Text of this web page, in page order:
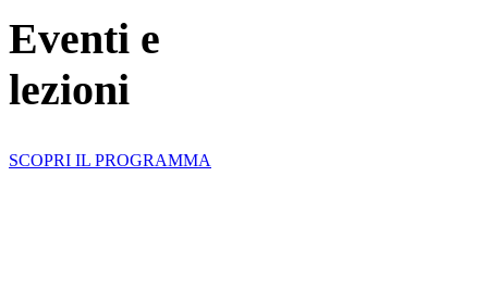
Eventi e
lezioni
SCOPRI IL PROGRAMMA